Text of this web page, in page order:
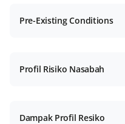
Pre-Existing Conditions
Profil Risiko Nasabah
Dampak Profil Resiko